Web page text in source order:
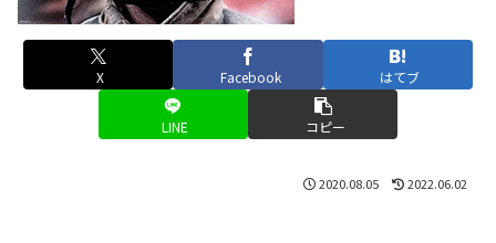
X Facebook はてブ
LINE コピー
2020.08.05 2022.06.02